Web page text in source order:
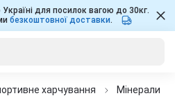
для посилок вагою до 30кг.
безкоштовної доставки.
харчування Мінерали